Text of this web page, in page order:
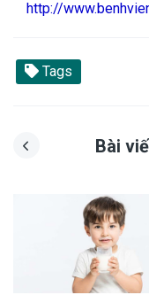
http://
Tags
Bài